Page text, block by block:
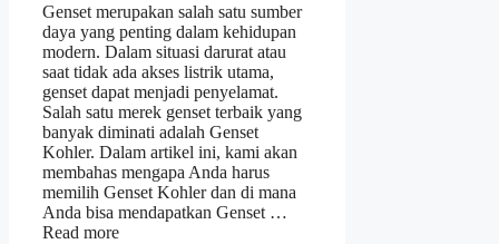
Genset merupakan salah satu sumber
daya yang penting dalam kehidupan
modern. Dalam situasi darurat atau
saat tidak ada akses listrik utama,
genset dapat menjadi penyelamat.
Salah satu merek genset terbaik yang
banyak diminati adalah Genset
Kohler. Dalam artikel ini, kami akan
membahas mengapa Anda harus
memilih Genset Kohler dan di mana
Anda bisa mendapatkan Genset …
Read more